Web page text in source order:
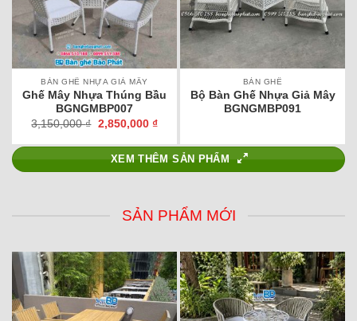
BÀN GHẾ NHỰA GIẢ MÂY
Ghế Mây Nhựa Thúng Bầu
BGNGMBP007
3,150,000₫ Giá
là:
3,150,000 ₫.
2,850,000 ₫Giá
tại
là:
2,850,000 ₫.
BÀN GHẾ
Bộ Bàn Ghế Nhựa Giả Mây
BGNGMBP091
XEM THÊM SẢN PHẨM
SẢN PHẨM MỚI